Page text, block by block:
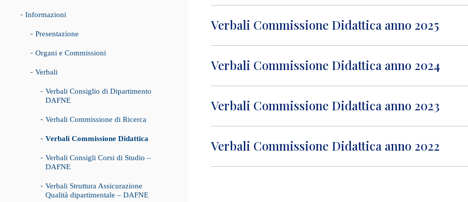
Informazioni
Presentazione
Organi e Commissioni
Verbali
Verbali Consiglio di Dipartimento
DAFNE
Verbali Commissione di Ricerca
Verbali Commissione Didattica
Verbali Consigli Corsi di Studio –
DAFNE
Verbali Struttura Assicurazione
Qualità dipartimentale – DAFNE
Verbali Commissione Didattica anno 2025
Verbali Commissione Didattica anno 2024
Verbali Commissione Didattica anno 2023
Verbali Commissione Didattica anno 2022